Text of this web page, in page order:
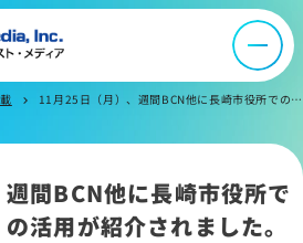
chevron_right 11月25日（月）、週間BCN他に長崎市役所での「ScribeAssist」の活用が紹介されました。
間BCN他に長崎市役所で
活用が紹介されました。